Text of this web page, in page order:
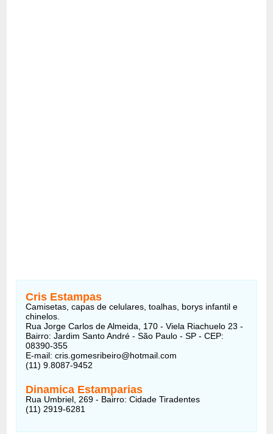
Cris Estampas
Camisetas, capas de celulares, toalhas, borys infantil e
chinelos.
Rua Jorge Carlos de Almeida, 170 - Viela Riachuelo 23 -
Bairro: Jardim Santo André - São Paulo - SP - CEP:
08390-355
E-mail: cris.gomesribeiro@hotmail.com
(11) 9.8087-9452
Dinamica Estamparias
Rua Umbriel, 269 - Bairro: Cidade Tiradentes
(11) 2919-6281